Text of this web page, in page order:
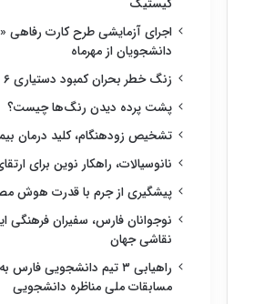
اجرای آزمایشی طرح کارت رفاهی
دانشجویان از مهرماه
زنگ خطر بحران کمبود دستیاری ۶ رشته پزشکی
پشت پرده دیدن رنگ‌ها چیست؟
تشخیص زودهنگام، کلید درمان
نانوسیالات، راهکار نوین برای
پیشگیری از جرم با قدرت هوش
نوجوانان فارس، سفیران فرهنگی
نقاشی جهان
راهیابی ۳ تیم دانشجویی
مسابقات ملی مناظره دانشجویی